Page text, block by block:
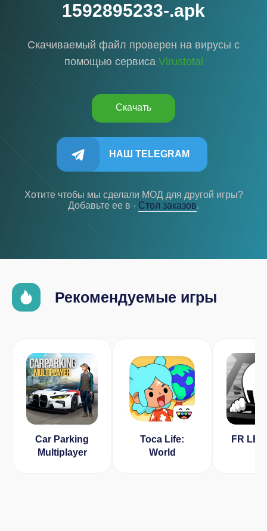
1592895233-.apk
Скачиваемый файл проверен на вирусы с
помощью сервиса Virustotal
Скачать
НАШ TELEGRAM
Хотите чтобы мы сделали МОД для другой игры?
Добавьте ее в - Cтол заказов.
Рекомендуемые игры
Car Parking
Multiplayer
Toca Life:
World
FR